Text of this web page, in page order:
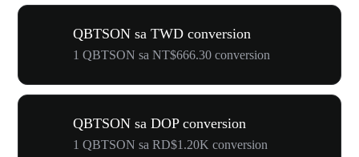
QBTSON sa TWD conversion
1 QBTSON sa NT$666.30 conversion
QBTSON sa DOP conversion
1 QBTSON sa RD$1.20K conversion